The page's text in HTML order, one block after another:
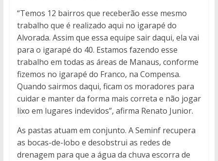
“Temos 12 bairros que receberão esse mesmo
trabalho que é realizado aqui no igarapé do
Alvorada. Assim que essa equipe sair daqui, ela vai
para o igarapé do 40. Estamos fazendo esse
trabalho em todas as áreas de Manaus, conforme
fizemos no igarapé do Franco, na Compensa.
Quando sairmos daqui, ficam os moradores para
cuidar e manter da forma mais correta e não jogar
lixo em lugares indevidos”, afirma Renato Junior.
As pastas atuam em conjunto. A Seminf recupera
as bocas-de-lobo e desobstrui as redes de
drenagem para que a água da chuva escorra de